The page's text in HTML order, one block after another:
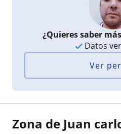
¿Quieres saber
Datos
Ver
Zona de Juan